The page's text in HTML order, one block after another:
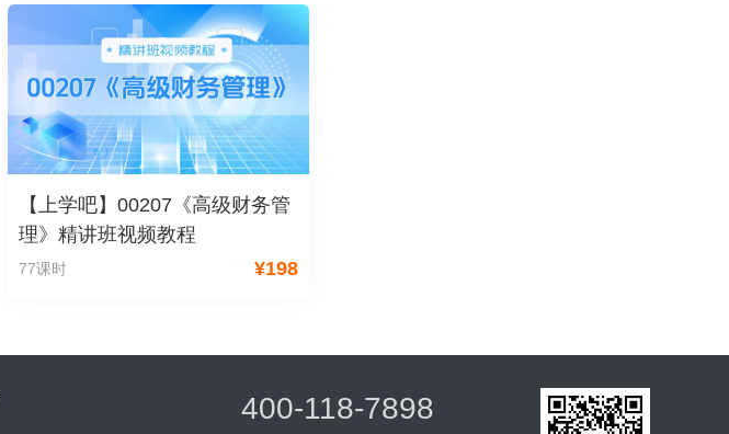
【上学吧】00207《高级财务管
理》精讲班视频教程
77课时 ¥198
400-118-7898